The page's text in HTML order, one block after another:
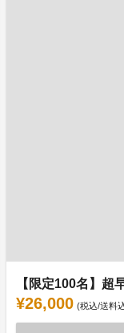
【限定100名】
¥26,000 (税込/送料